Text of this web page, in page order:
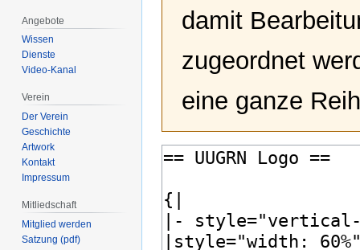
damit
zugeordnet
eine ganze
Angebote
Wissen
Dienste
Video-Kanal
Verein
Der Verein
Geschichte
Artwork
Kontakt
Impressum
Mitliedschaft
Mitglied werden
Satzung (pdf)